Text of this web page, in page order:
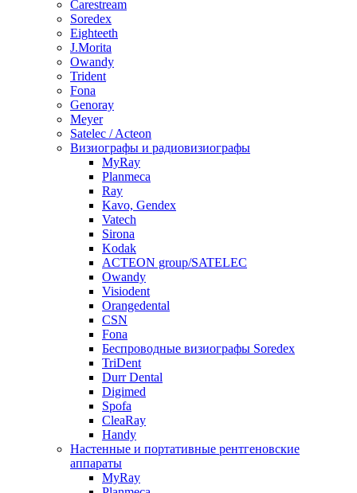
Carestream
Soredex
Eighteeth
J.Morita
Owandy
Trident
Fona
Genoray
Meyer
Satelec / Acteon
Визиографы и радиовизиографы
MyRay
Planmeca
Ray
Kavo, Gendex
Vatech
Sirona
Kodak
ACTEON group/SATELEC
Owandy
Visiodent
Orangedental
CSN
Fona
Беспроводные визиографы Soredex
TriDent
Durr Dental
Digimed
Spofa
CleaRay
Handy
Настенные и портативные рентгеновские
аппараты
MyRay